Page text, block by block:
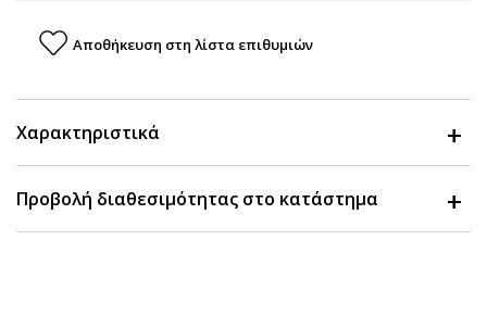
Αποθήκευση στη λίστα επιθυμιών
Χαρακτηριστικά
Προβολή διαθεσιμότητας στο κατάστημα